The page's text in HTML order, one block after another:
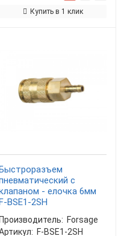
Купить в 1 клик
с
- елочка 6мм
BSE1-2SH
Производитель: Forsage
F-BSE1-2SH